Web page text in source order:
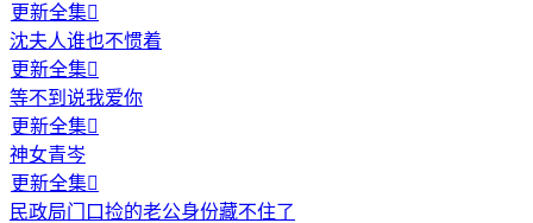
更新全集
沈夫人谁也不惯着
更新全集
等不到说我爱你
更新全集
神女青岑
更新全集
民政局门口捡的老公身份藏不住了